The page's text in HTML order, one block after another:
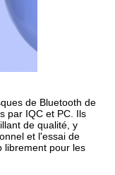
de Bluetooth de
par IQC et PC. Ils
de qualité, y
et l'essai de
librement pour les